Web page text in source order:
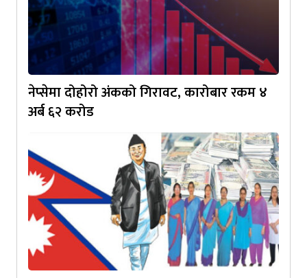
नेप्सेमा दोहोरो अंकको गिरावट, कारोबार रकम ४
अर्ब ६२ करोड